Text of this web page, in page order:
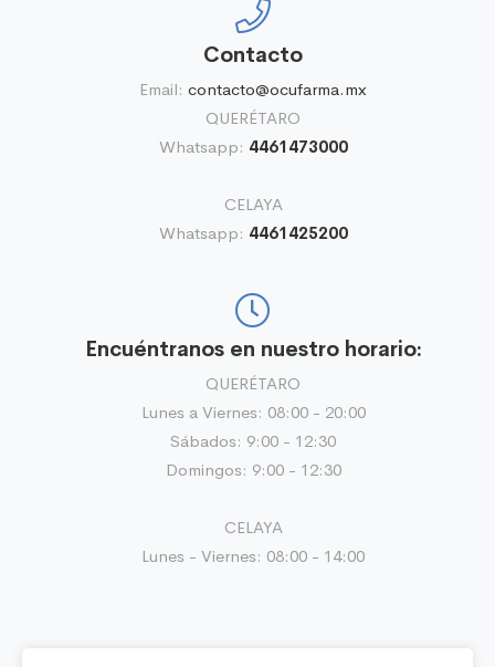
Contacto
Email: contacto@ocufarma.mx
QUERÉTARO
Whatsapp: 4461473000
CELAYA
Whatsapp: 4461425200
Encuéntranos en nuestro horario:
QUERÉTARO
Lunes a Viernes: 08:00 - 20:00
Sábados: 9:00 - 12:30
Domingos: 9:00 - 12:30
CELAYA
Lunes - Viernes: 08:00 - 14:00